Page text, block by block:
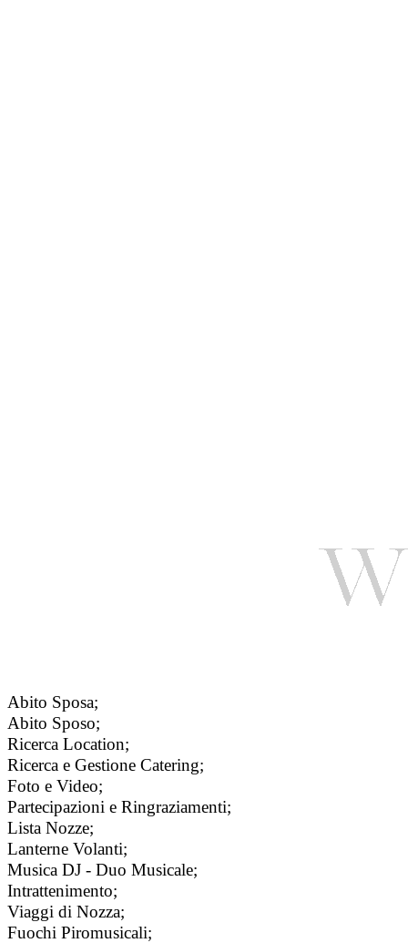
Abito Sposa;
Abito Sposo;
Ricerca Location;
Ricerca e Gestione Catering;
Foto e Video;
Partecipazioni e Ringraziamenti;
Lista Nozze;
Lanterne Volanti;
Musica DJ - Duo Musicale;
Intrattenimento;
Viaggi di Nozza;
Fuochi Piromusicali;